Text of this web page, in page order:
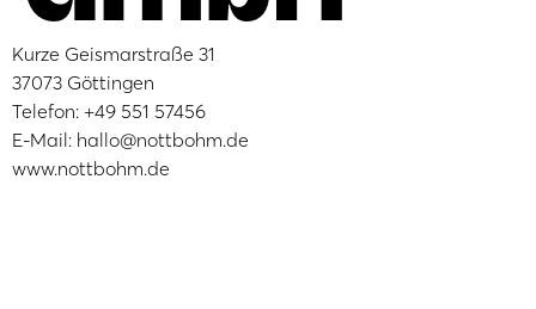
Kurze Geismarstraße 31
37073 Göttingen
Telefon: +49 551 57456
E-Mail: hallo@nottbohm.de
www.nottbohm.de